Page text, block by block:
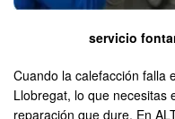
servicio
Cuando la calefacción falla
Llobregat, lo que necesitas
reparación que dure. En